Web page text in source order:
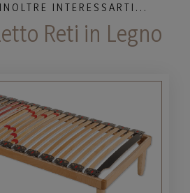
INTERESSARTI...
Reti in Legno